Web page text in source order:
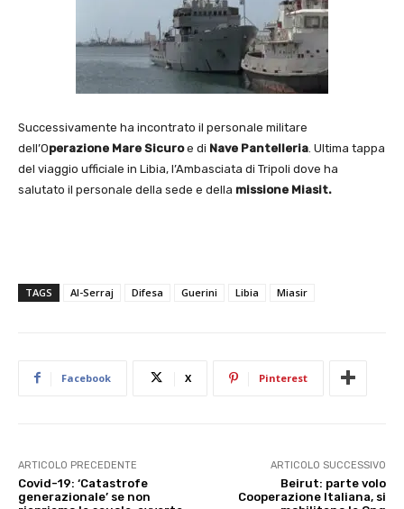
Successivamente ha incontrato il personale militare
dell’Operazione Mare Sicuroe di Nave Pantelleria . Ultima tappa
del viaggio ufficiale in Libia, l’Ambasciata di Tripoli dove ha
salutato il personale della sede e della missione Miasit.
TAGS Al-Serraj Difesa Guerini Libia Miasir
Facebook X Pinterest
ARTICOLO PRECEDENTE
Covid-19: ‘Catastrofe
generazionale’ se non
ARTICOLO SUCCESSIVO
Beirut: parte volo
Cooperazione Italiana, si